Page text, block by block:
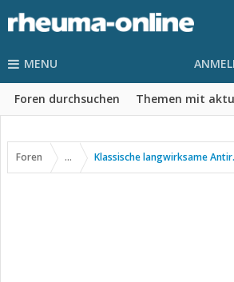
MENU
Foren durchsuchen Themen mit
Foren ... Klassische langwirksame